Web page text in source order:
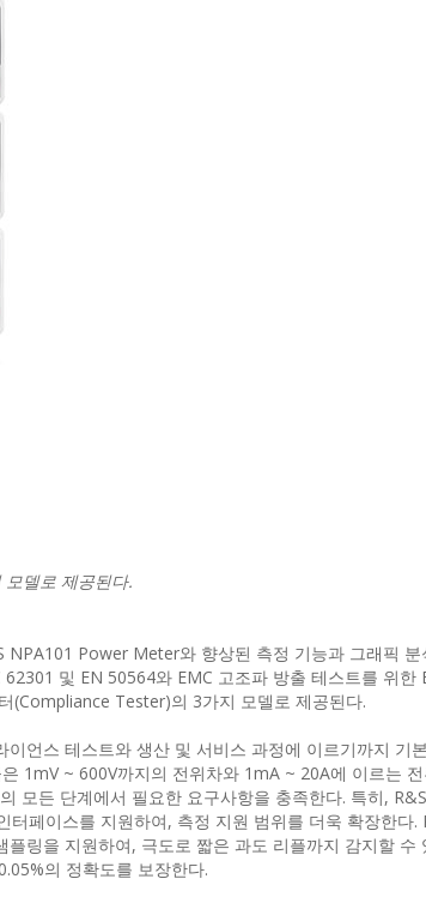
델로 제공된다.
Power Meter와 향상된 측정 기능과 그래픽 분
및 EN 50564와 EMC 고조파 방출 테스트를 위한
(Compliance Tester)의 3가지 모델로 제공된다.
언스 테스트와 생산 및 서비스 과정에 이르기까지 기
1mV ~ 600V까지의 전위차와 1mA ~ 20A에 이르는 전
모든 단계에서 필요한 요구사항을 충족한다. 특히, R&S
페이스를 지원하여, 측정 지원 범위를 더욱 확장한다.
링을 지원하여, 극도로 짧은 과도 리플까지 감지할 수
의 정확도를 보장한다.